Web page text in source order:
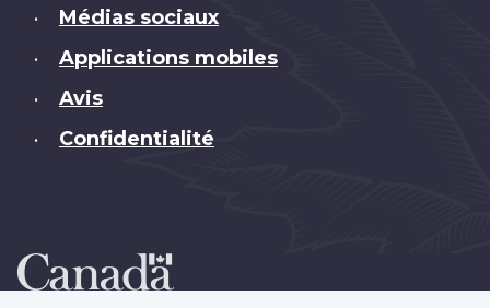
• Médias sociaux
• Applications mobiles
• Avis
• Confidentialité